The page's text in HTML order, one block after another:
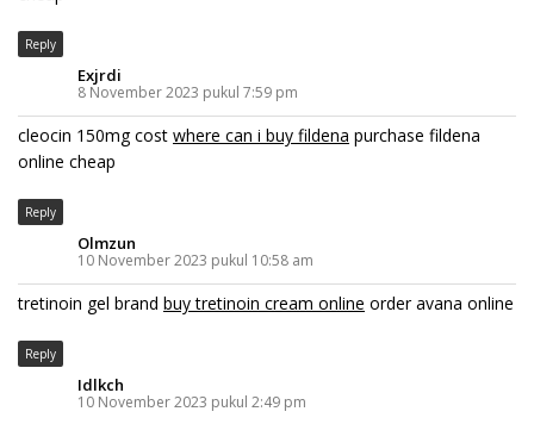
Reply
Exjrdi
8 November 2023 pukul 7:59 pm
cleocin 150mg cost where can i buy fildena purchase fildena
online cheap
Reply
Olmzun
10 November 2023 pukul 10:58 am
tretinoin gel brand buy tretinoin cream online order avana online
Reply
Idlkch
10 November 2023 pukul 2:49 pm